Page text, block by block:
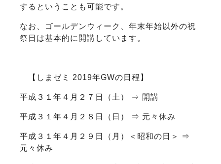
するということも可能です。
なお、ゴールデンウィーク、年末年始以外の祝
祭日は基本的に開講しています。
【しまゼミ 2019年GWの日程】
平成３１年４月２７日（土） ⇒ 開講
平成３１年４月２８日（日） ⇒ 元々休み
平成３１年４月２９日（月）＜昭和の日＞ ⇒
元々休み